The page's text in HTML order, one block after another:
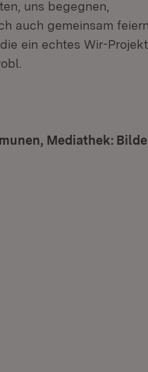
uns begegnen,
auch gemeinsam feiern.
ein echtes Wir-Projekt
Mediathek: